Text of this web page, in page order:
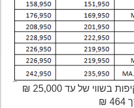
• המחיר כולל חבילות אבזור מקיפות בשווי של עד 25,000 ₪